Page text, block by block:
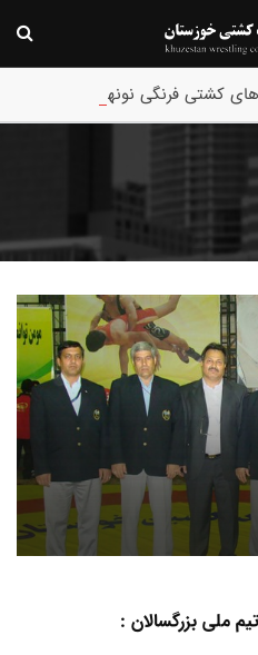
انتخابی و قهرمانی
ملی بزرگسالان :